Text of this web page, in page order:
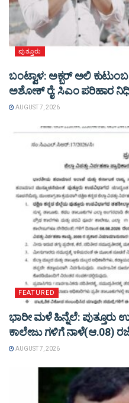
ಪುತ್ತೂರು
ಬಂಟ್ವಾಳ: ಅಕ್ಬರ್ ಅಲಿ
ಅಶೋಕ್ ರೈ: ಸಿಎಂ ಪರಿಹಾರ
AUGUST 7, 2026
FEATURED
ಭಾರೀ ಮಳೆ ಹಿನ್ನೆಲೆ:
ಕಾಲೇಜು ಗಳಿಗೆ ನಾಳೆ(ಆ.08)
AUGUST 7, 2026